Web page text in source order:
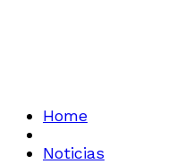
Home
Noticias